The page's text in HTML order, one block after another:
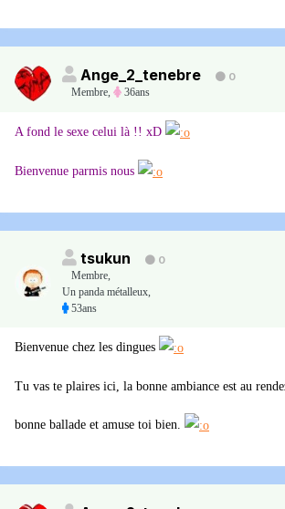
Ange_2_tenebre
0
Membre, 36ans
A fond le sexe celui là !! xD
Bienvenue parmis nous
tsukun
0
Membre,
Un panda métalleux,
53ans
Bienvenue chez les dingues
Tu vas te plaires ici, la bonne ambiance est au
bonne ballade et amuse toi bien.